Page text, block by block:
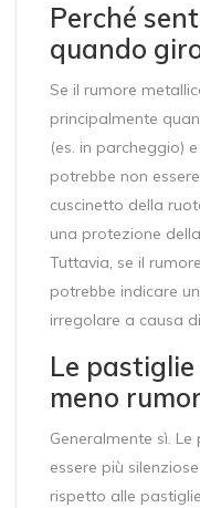
Perché
quando
Se il rumore
principalmente
(es. in parcheggio)
potrebbe non
cuscinetto della
una protezione
Tuttavia, se il
potrebbe indicare
irregolare a causa
Le
meno
Generalmente sì.
essere più
rispetto alle